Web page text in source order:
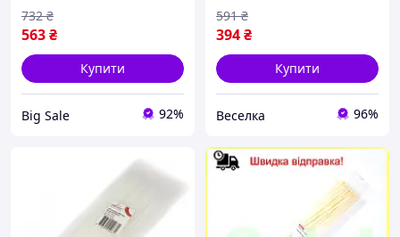
563₴
732 ₴
Купити
Big Sale 92%
394₴
591 ₴
Купити
Веселка 96%